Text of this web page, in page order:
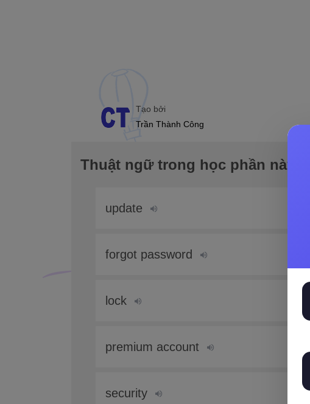
Tạo bởi
Trần Thành Công
Thuật ngữ trong học phần này (5)
update
forgot password
lock
premium account
security